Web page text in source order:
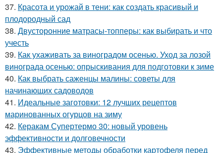
37. Красота и урожай в тени: как создать красивый и
плодородный сад
38. Двусторонние матрасы-топперы: как выбирать и что
учесть
39. Как ухаживать за виноградом осенью. Уход за лозой
винограда осенью: опрыскивания для подготовки к зиме
40. Как выбрать саженцы малины: советы для
начинающих садоводов
41. Идеальные заготовки: 12 лучших рецептов
маринованных огурцов на зиму
42. Керакам Супертермо 30: новый уровень
эффективности и долговечности
43. Эффективные методы обработки картофеля перед